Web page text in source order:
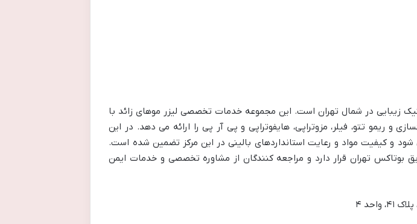
از ۱۰ سال سابقه، جزو بهترین کلینیک زیبایی در شمال تهران است. این مجموعه خدمات تخصصی لیزر موهای زائد با
و ریمو تتو، فیلر، مزوتراپی، هایفوتراپی و پی آر پی را ارائه می دهد. در این
و کیفیت مواد و رعایت استانداردهای بالینی در این مرکز تضمین شده است.
بوتاکس تهران قرار دارد و مراجعه کنندگان از مشاوره تخصصی و خدمات ایمن
۴